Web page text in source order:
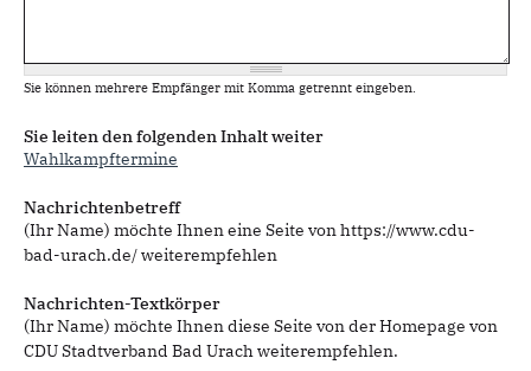
Sie können mehrere Empfänger mit Komma getrennt eingeben.
Sie leiten den folgenden Inhalt weiter
Wahlkampftermine
Nachrichtenbetreff
(Ihr Name) möchte Ihnen eine Seite von https://www.cdu-
bad-urach.de/ weiterempfehlen
Nachrichten-Textkörper
(Ihr Name) möchte Ihnen diese Seite von der Homepage von
CDU Stadtverband Bad Urach weiterempfehlen.